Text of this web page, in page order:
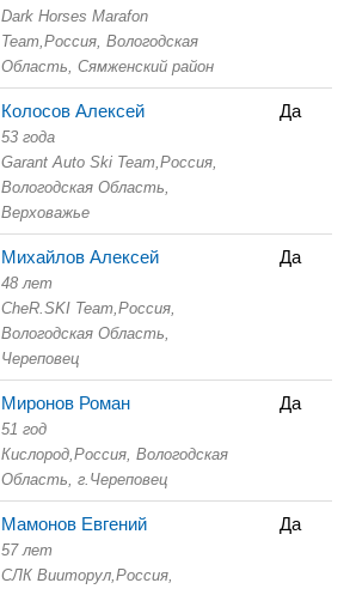
Dark Horses Marafon
Team, Россия, Вологодская
Область, Сямженский район
Колосов Алексей
53 года
Garant Auto Ski Team, Россия,
Вологодская Область,
Верховажье
Да
Михайлов Алексей
48 лет
CheR.SKI Team, Россия,
Вологодская Область,
Череповец
Да
Миронов Роман
51 год
Кислород, Россия, Вологодская
Область, г.Череповец
Да
Мамонов Евгений
57 лет
СЛК Вииторул, Россия,
Да